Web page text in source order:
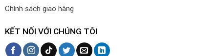
Chính sách giao hàng
KẾT NỐI VỚI CHÚNG TÔI